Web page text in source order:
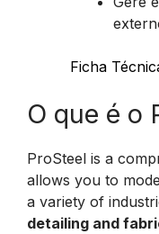
Ficha
O que é o
ProSteel is a
allows you to
a variety of
detailing and